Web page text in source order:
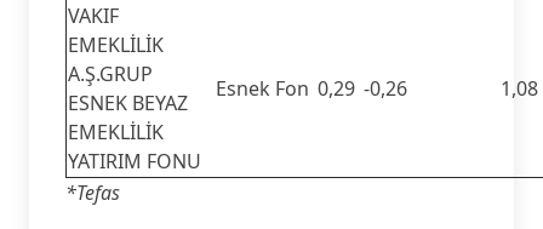
VAKIF
EMEKLİLİK
A.Ş.GRUP
ESNEK BEYAZ
EMEKLİLİK
YATIRIM FONU
Esnek Fon 0,29 -0,26 1,08
*Tefas